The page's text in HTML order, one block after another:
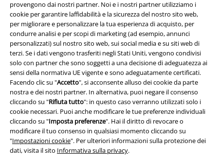
provengono dai nostri partner. Noi e i nostri partner utilizziamo i
cookie per garantire laffidabilità e la sicurezza del nostro sito web,
per migliorare e personalizzare la tua esperienza di acquisto, per
condurre analisi e per scopi di marketing (ad esempio, annunci
personalizzati) sul nostro sito web, sui social media e su siti web di
terzi. Se i dati vengono trasferiti negli Stati Uniti, vengono condivisi
solo con partner che sono soggetti a una decisione di adeguatezza ai
sensi della normativa UE vigente e sono adeguatamente certificati.
Facendo clic su "Accetto", si acconsente alluso dei cookie da parte
nostra e dei nostri partner. In alternativa, puoi negare il consenso
cliccando su "Rifiuta tutto": in questo caso verranno utilizzati solo i
cookie necessari. Puoi anche modificare le tue preferenze individuali
cliccando su "Imposta preferenze". Hai il diritto di revocare o
modificare il tuo consenso in qualsiasi momento cliccando su
"Impostazioni cookie". Per ulteriori informazioni sulla protezione dei
dati, visita il sito Informativa sulla privacy.
Info legali
Termini & Condizioni
Redazione
Legge sulla Privacy
Smaltimento rifiuti e protezione dell’ambiente
Dichiarazione di Conformità
Informazioni sull'accessibilità